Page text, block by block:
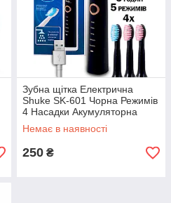
Зубна щітка Електрична
Shuke SK-601 Чорна Режимів
4 Насадки Акумуляторна
Масажна Універсальна
Немає в наявності
250 ₴